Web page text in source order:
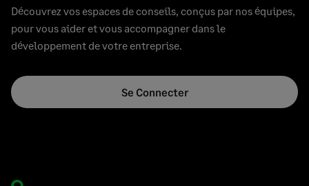
Découvrez vos espaces de conseils, conçus par nos équipes,
pour vous aider et vous accompagner dans le
développement de votre entreprise.
Se Connecter